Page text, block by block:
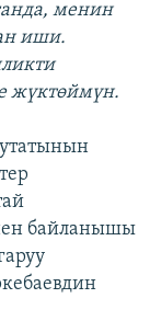
менин
иши.
жүктөймүн.
байланышы